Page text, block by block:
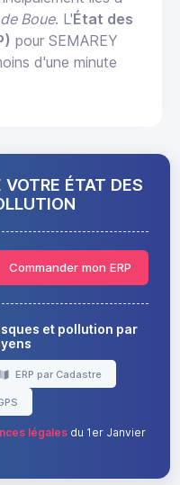
Boue. L'État des
pour SEMAREY
d'une minute
ÉTAT DES
Commander mon ERP
et pollution par
ERP par Cadastre
légalesdu 1er Janvier